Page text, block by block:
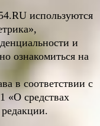
RU используются
и
ознакомиться на
в соответствии с
«О средствах